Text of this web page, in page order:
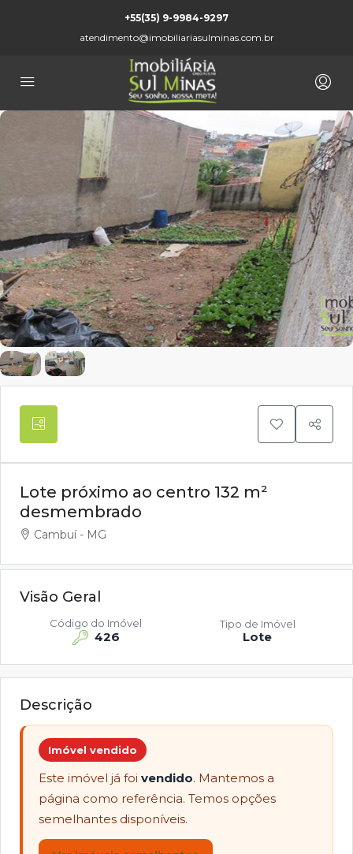
+55(35) 9-9984-9297
atendimento@imobiliariasulminas.com.br
Lote próximo ao centro 132 m²
desmembrado
Cambuí - MG
Visão Geral
426
Código do Imóvel
Lote
Tipo de Imóvel
Descrição
Imóvel vendido
Este imóvel já foi vendido. Mantemos a
página como referência. Temos opções
semelhantes disponíveis.